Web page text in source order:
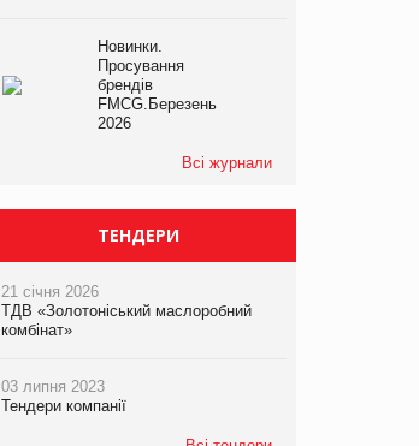
Новинки.
Просування
брендів
FMCG.Березень
2026
Всі журнали
ТЕНДЕРИ
21 січня 2026
ТДВ «Золотоніський маслоробний
комбінат»
03 липня 2023
Тендери компанії